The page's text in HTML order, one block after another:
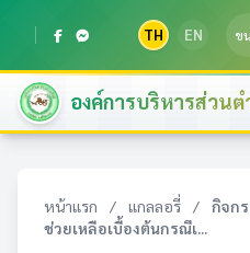
TH EN ข
องค์การบริหารส่วนต
หน้าแรก / แกลลอรี่ /
กิจก
ช่วยเหลือเบื้องต้นกรณีเ...